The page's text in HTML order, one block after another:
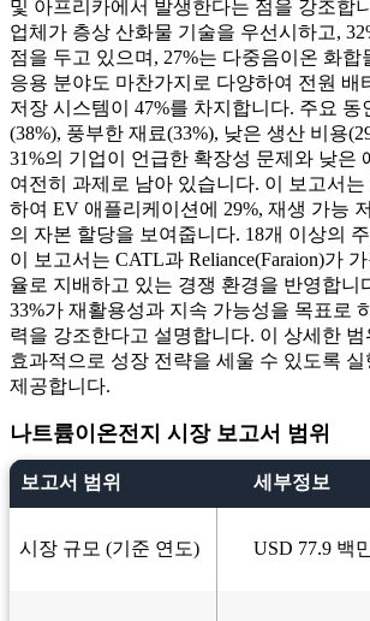
및 아프리카에서 발생한다는 점을 강조합
업체가 층상 산화물 기술을 우선시하고,
점을 두고 있으며, 27%는 다중음이온 화합
응용 분야도 마찬가지로 다양하여 전원 배
저장 시스템이 47%를 차지합니다. 주요 동
(38%), 풍부한 재료(33%), 낮은 생산 비용
31%의 기업이 언급한 확장성 문제와 낮은
여전히 과제로 남아 있습니다. 이 보고서
하여 EV 애플리케이션에 29%, 재생 가능
의 자본 할당을 보여줍니다. 18개 이상의
이 보고서는 CATL과 Reliance(Faraion)가
율로 지배하고 있는 경쟁 환경을 반영합니
33%가 재활용성과 지속 가능성을 목표로
력을 강조한다고 설명합니다. 이 상세한
효과적으로 성장 전략을 세울 수 있도록
제공합니다.
나트륨이온전지 시장 보고서 범위
보고서 범위 세부정보
시장 규모 (기준 연도) USD 77.9 백